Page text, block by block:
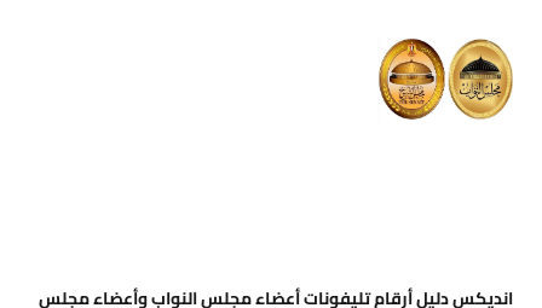
انديكس دليل أرقام تليفونات أعضاء مجلس النواب وأعضاء مجلس